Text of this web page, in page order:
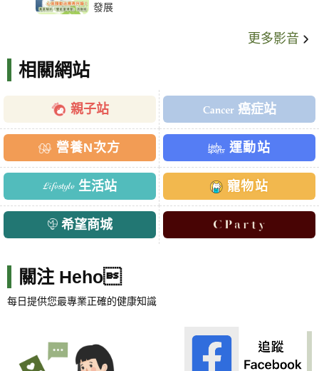
發展
更多影音
相關網站
親子站 癌症站
營養N次方 運動站
生活站 寵物站
希望商城
關注 Heho
每日提供您最專業正確的健康知識